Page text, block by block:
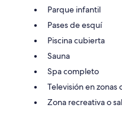
Parque infantil
Pases de esquí
Piscina cubierta
Sauna
Spa completo
Televisión en zonas
Zona recreativa o